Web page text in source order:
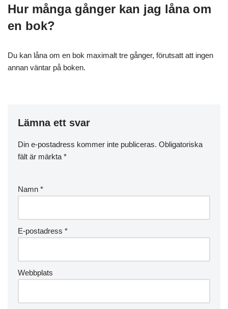
Hur många gånger kan jag låna om
en bok?
Du kan låna om en bok maximalt tre gånger, förutsatt att ingen
annan väntar på boken.
Lämna ett svar
Din e-postadress kommer inte publiceras. Obligatoriska
fält är märkta *
Namn *
E-postadress *
Webbplats